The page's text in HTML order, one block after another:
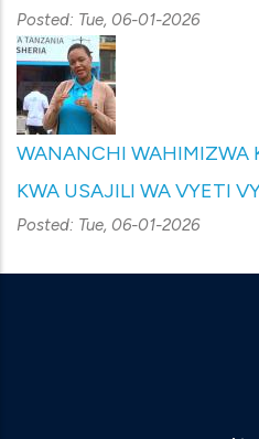
Posted: Tue, 06-01-2026
WANANCHI WAHIMIZWA
KWA USAJILI WA VYETI
Posted: Tue, 06-01-2026